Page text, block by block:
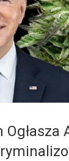
chce
ułaskawienie
Jednak
prawnym stanów
Ogłasza